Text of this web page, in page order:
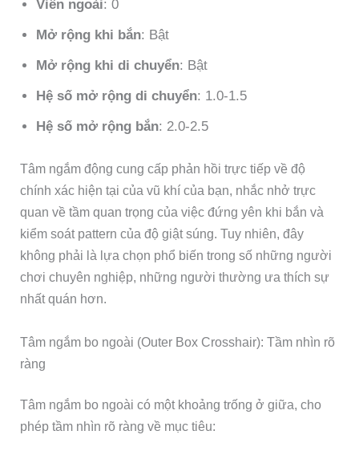
Viền ngoài: 0
Mở rộng khi bắn: Bật
Mở rộng khi di chuyển: Bật
Hệ số mở rộng di chuyển: 1.0-1.5
Hệ số mở rộng bắn: 2.0-2.5
Tâm ngắm động cung cấp phản hồi trực tiếp về độ
chính xác hiện tại của vũ khí của bạn, nhắc nhở trực
quan về tầm quan trọng của việc đứng yên khi bắn và
kiểm soát pattern của độ giật súng. Tuy nhiên, đây
không phải là lựa chọn phổ biến trong số những người
chơi chuyên nghiệp, những người thường ưa thích sự
nhất quán hơn.
Tâm ngắm bo ngoài (Outer Box Crosshair): Tầm nhìn rõ
ràng
Tâm ngắm bo ngoài có một khoảng trống ở giữa, cho
phép tầm nhìn rõ ràng về mục tiêu: